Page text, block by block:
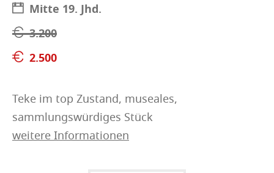
Mitte 19. Jhd.
3.200
2.500
Teke im top Zustand, museales,
sammlungswürdiges Stück
weitere Informationen